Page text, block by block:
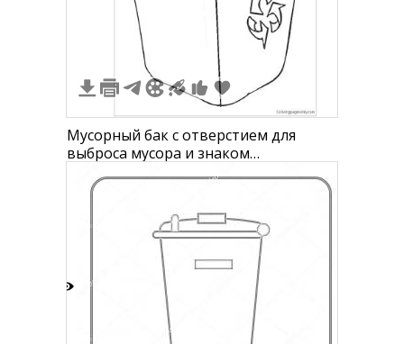
Мусорный бак с отверстием для
выброса мусора и знаком